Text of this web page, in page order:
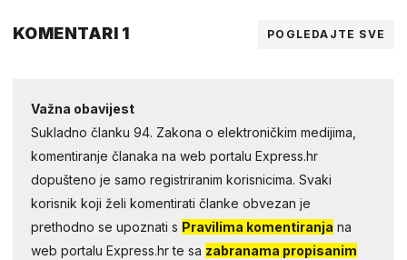
KOMENTARI 1 POGLEDAJTE SVE
Važna obavijest
Sukladno članku 94. Zakona o elektroničkim medijima,
komentiranje članaka na web portalu Express.hr
dopušteno je samo registriranim korisnicima. Svaki
korisnik koji želi komentirati članke obvezan je
prethodno se upoznati s Pravilima komentiranja na
web portalu Express.hr te sa zabranama propisanim